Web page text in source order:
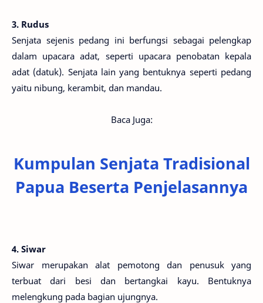
3. Rudus
Senjata sejenis pedang ini berfungsi sebagai pelengkap
dalam upacara adat, seperti upacara penobatan kepala
adat (datuk). Senjata lain yang bentuknya seperti pedang
yaitu nibung, kerambit, dan mandau.
Baca Juga:
Kumpulan Senjata Tradisional
Papua Beserta Penjelasannya
4. Siwar
Siwar merupakan alat pemotong dan penusuk yang
terbuat dari besi dan bertangkai kayu. Bentuknya
melengkung pada bagian ujungnya.